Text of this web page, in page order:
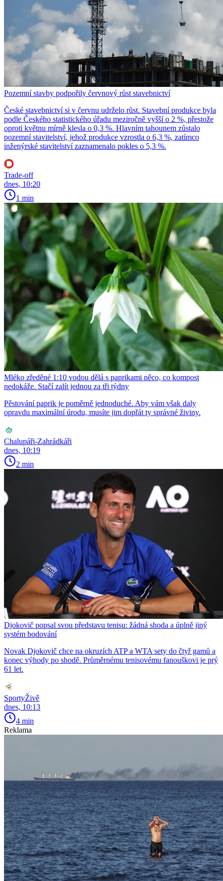
Pozemní stavby podpořily červnový růst stavebnictví
České stavebnictví si v červnu udrželo růst. Stavební produkce byla
podle Českého statistického úřadu meziročně vyšší o 2 %, přestože
oproti květnu mírně klesla o 0,3 %. Hlavním tahounem zůstalo
pozemní stavitelství, jehož produkce vzrostla o 6,3 %, zatímco
inženýrské stavitelství zaznamenalo pokles o 5,3 %.
Trade-off
dnes, 10:20
1 min
Mléko zředěné 1:10 vodou dělá s paprikami něco, co kompost
nedokáže. Stačí zalít jednou za tři týdny
Pěstování paprik je poměrně jednoduché. Aby vám však daly
opravdu maximální úrodu, musíte jim dopřát ty správné živiny.
Chalupáři-Zahrádkáři
dnes, 10:19
2 min
Djokovič popsal svou představu tenisu: žádná shoda a úplně jiný
systém bodování
Novak Djokovič chce na okruzích ATP a WTA sety do čtyř gamů a
konec výhody po shodě. Průměrnému tenisovému fanouškovi je prý
61 let.
SportyŽivě
dnes, 10:13
4 min
Reklama